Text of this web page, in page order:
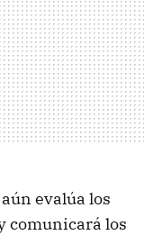
evalúa los
comunicará los